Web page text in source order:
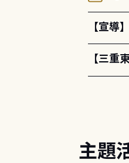
【宣導
【三重
主題